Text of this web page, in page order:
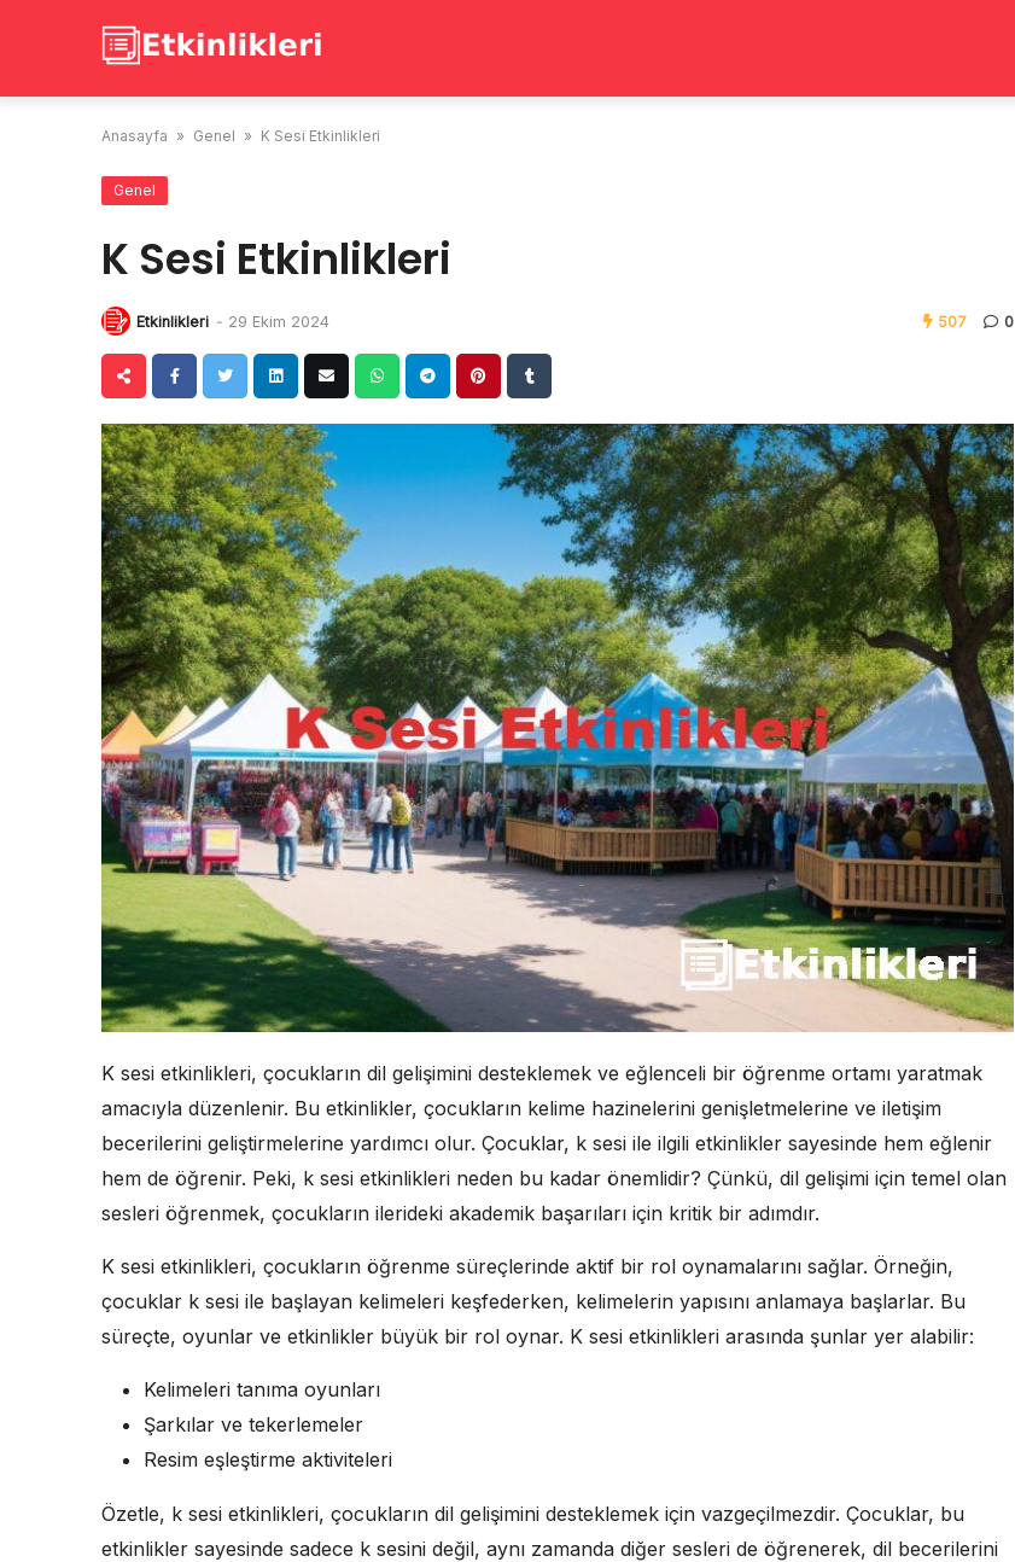
Anasayfa » Genel » K Sesi Etkinlikleri
Genel
K Sesi Etkinlikleri
Etkinlikleri - 29 Ekim 2024 507 0
K sesi etkinlikleri, çocukların dil gelişimini desteklemek ve eğlenceli bir öğrenme ortamı yaratmak
amacıyla düzenlenir. Bu etkinlikler, çocukların kelime hazinelerini genişletmelerine ve iletişim
becerilerini geliştirmelerine yardımcı olur. Çocuklar, k sesi ile ilgili etkinlikler sayesinde hem eğlenir
hem de öğrenir. Peki, k sesi etkinlikleri neden bu kadar önemlidir? Çünkü, dil gelişimi için temel olan
sesleri öğrenmek, çocukların ilerideki akademik başarıları için kritik bir adımdır.
K sesi etkinlikleri, çocukların öğrenme süreçlerinde aktif bir rol oynamalarını sağlar. Örneğin,
çocuklar k sesi ile başlayan kelimeleri keşfederken, kelimelerin yapısını anlamaya başlarlar. Bu
süreçte, oyunlar ve etkinlikler büyük bir rol oynar. K sesi etkinlikleri arasında şunlar yer alabilir:
Kelimeleri tanıma oyunları
Şarkılar ve tekerlemeler
Resim eşleştirme aktiviteleri
Özetle, k sesi etkinlikleri, çocukların dil gelişimini desteklemek için vazgeçilmezdir. Çocuklar, bu
etkinlikler sayesinde sadece k sesini değil, aynı zamanda diğer sesleri de öğrenerek, dil becerilerini